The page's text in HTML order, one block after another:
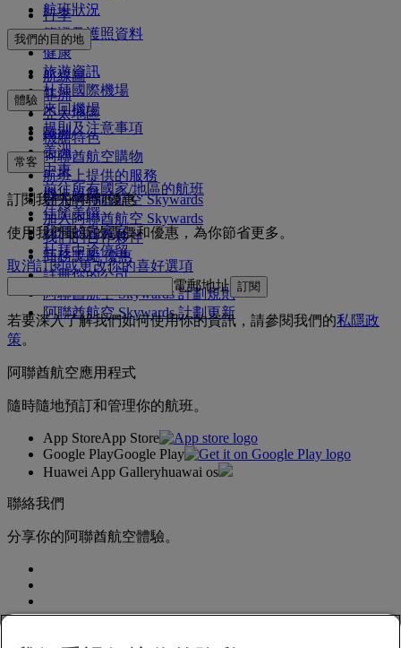
航班狀況
行李
簽證及護照資料
健康
旅遊資訊
杜拜國際機場
來回機場
規則及注意事項
我們的目的地
航線圖
非洲
亞太地區
歐洲
美洲
中東
前往所有國家/地區的航班
體驗
機艙特色
阿聯酋航空購物
航班上提供的服務
機上娛樂
佳餚美饌
我們的貴賓室
杜拜中途停留
常客
登入阿聯酋航空 Skywards
加入阿聯酋航空 Skywards
我們的合作夥伴
商務獎勵 優惠
註冊你的公司
阿聯酋航空 Skywards 計劃規則
阿聯酋航空 Skywards 計劃更新
訂閱我們的特別優惠
使用我們最新的票價和優惠，為你節省更多。
取消訂閱或更改你的喜好選項
電郵地址 訂閱
若要深入了解我們如何使用你的資訊，請參閱我們的私隱政
策。
阿聯酋航空應用程式
隨時隨地預訂和管理你的航班。
App StoreApp Store
Google PlayGoogle Play
Huawei App Galleryhuawai os
聯絡我們
分享你的阿聯酋航空體驗。